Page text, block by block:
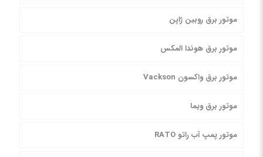
موتور برق روبین ژاپن
موتور برق هوندا المکس
موتور برق واکسون Vackson
موتور برق ویما
موتور پمپ آب راتو RATO